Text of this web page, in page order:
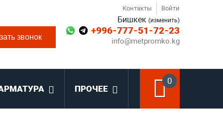
Бишкек (изменить)
+996-777-51-72-23
info@metpromko.kg
Контакты Войти
звонок
0
ПРОЧЕЕ